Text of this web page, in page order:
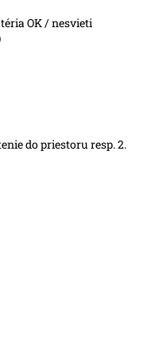
OK / nesvieti
do priestoru resp. 2.